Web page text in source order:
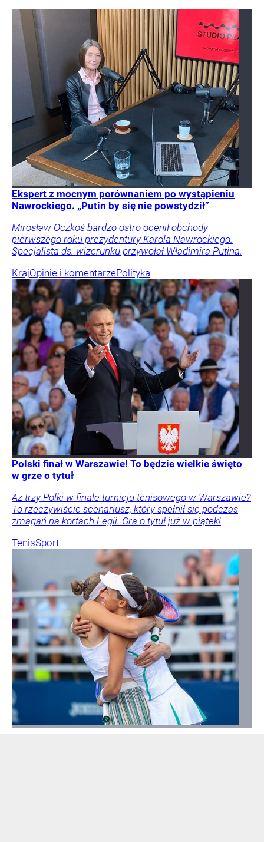
Ekspert z mocnym porównaniem po wystąpieniu
Nawrockiego. „Putin by się nie powstydził”
Mirosław Oczkoś bardzo ostro ocenił obchody
pierwszego roku prezydentury Karola Nawrockiego.
Specjalista ds. wizerunku przywołał Władimira Putina.
KrajOpinie i komentarzePolityka
Polski finał w Warszawie! To będzie wielkie święto
w grze o tytuł
Aż trzy Polki w finale turnieju tenisowego w Warszawie?
To rzeczywiście scenariusz, który spełnił się podczas
zmagań na kortach Legii. Gra o tytuł już w piątek!
TenisSport